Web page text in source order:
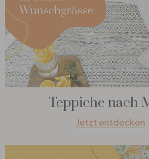
Teppiche nach
Jetzt entdecken